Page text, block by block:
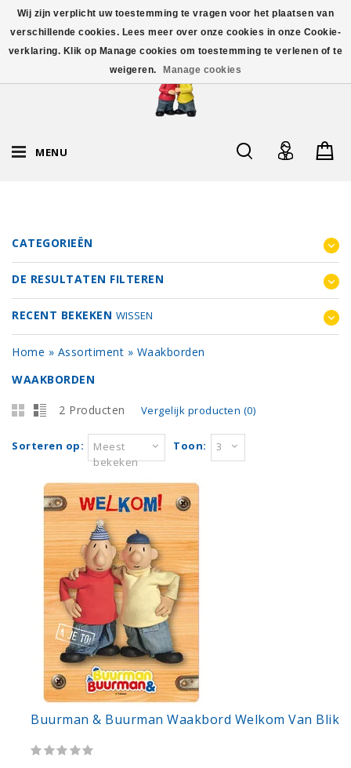
MENU
CATEGORIEËN
DE RESULTATEN FILTEREN
RECENT BEKEKEN WISSEN
Home » Assortiment » Waakborden
WAAKBORDEN
2 Producten Vergelijk producten (0)
Sorteren op:
Meest
bekeken
Toon: 3
Buurman & Buurman Waakbord Welkom Van Blik
Wij zijn verplicht uw toestemming te vragen voor het plaatsen van
verschillende cookies. Lees meer over onze cookies in onze Cookie-
verklaring. Klik op Manage cookies om toestemming te verlenen of te
weigeren.
Manage cookies